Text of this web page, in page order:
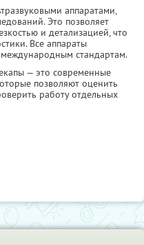
аппаратами,
Это позволяет
и детализацией, что
Все аппараты
стандартам.
— это современные
позволяют оценить
работу отдельных